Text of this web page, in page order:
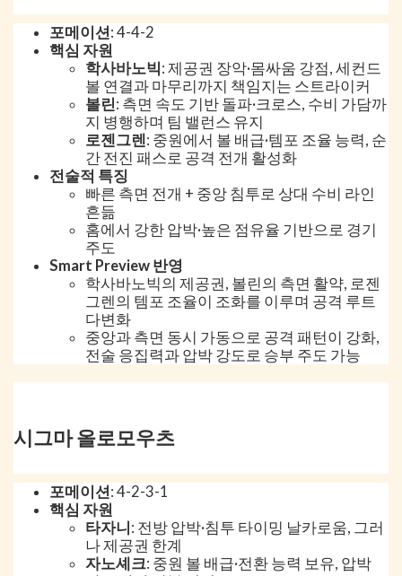
포메이션: 4-4-2
핵심 자원
학사바노빅: 제공권 장악·몸싸움 강점, 세컨드
볼 연결과 마무리까지 책임지는 스트라이커
볼린: 측면 속도 기반 돌파·크로스, 수비 가담까
지 병행하며 팀 밸런스 유지
로젠그렌: 중원에서 볼 배급·템포 조율 능력, 순
간 전진 패스로 공격 전개 활성화
전술적 특징
빠른 측면 전개 + 중앙 침투로 상대 수비 라인
흔듦
홈에서 강한 압박·높은 점유율 기반으로 경기
주도
Smart Preview 반영
학사바노빅의 제공권, 볼린의 측면 활약, 로젠
그렌의 템포 조율이 조화를 이루며 공격 루트
다변화
중앙과 측면 동시 가동으로 공격 패턴이 강화,
전술 응집력과 압박 강도로 승부 주도 가능
시그마 올로모우츠
포메이션: 4-2-3-1
핵심 자원
타자니: 전방 압박·침투 타이밍 날카로움, 그러
나 제공권 한계
자노셰크: 중원 볼 배급·전환 능력 보유, 압박